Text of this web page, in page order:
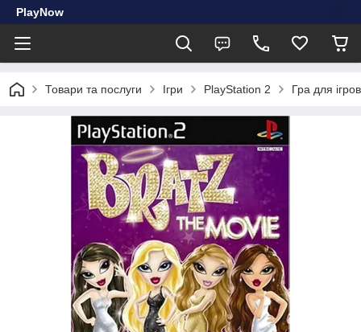
PlayNow
Товари та послуги Ігри PlayStation 2 Гра для